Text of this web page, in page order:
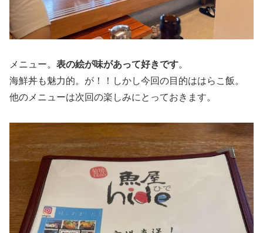
メニュー。 表の絵が味があって好きです。
海鮮丼も魅力的。が！！しかし今回の目的ははらこ飯。
他のメニューは次回の楽しみにとっておきます。